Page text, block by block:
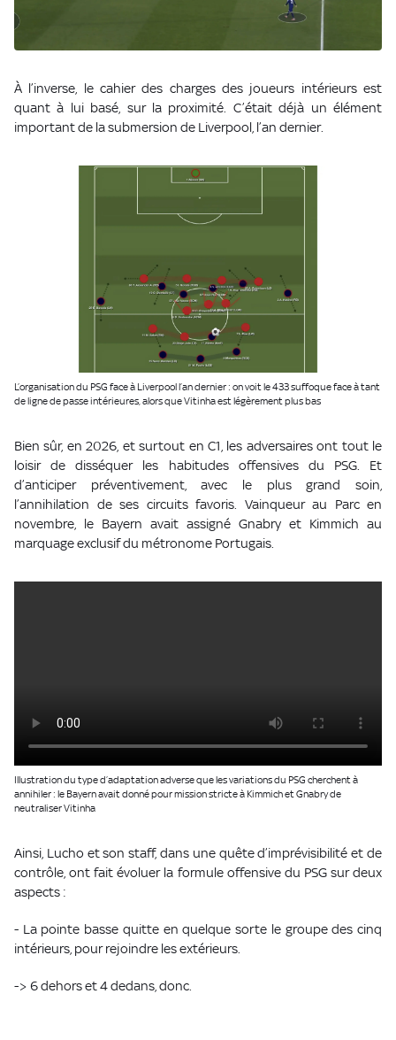
À l’inverse, le cahier des charges des joueurs intérieurs est
quant à lui basé, sur la proximité. C’était déjà un élément
important de la submersion de Liverpool, l’an dernier.
L’organisation du PSG face à Liverpool l’an dernier : on voit le 433 suffoque face à tant
de ligne de passe intérieures, alors que Vitinha est légèrement plus bas
Bien sûr, en 2026, et surtout en C1, les adversaires ont tout le
loisir de disséquer les habitudes offensives du PSG. Et
d’anticiper préventivement, avec le plus grand soin,
l’annihilation de ses circuits favoris. Vainqueur au Parc en
novembre, le Bayern avait assigné Gnabry et Kimmich au
marquage exclusif du métronome Portugais.
Illustration du type d’adaptation adverse que les variations du PSG cherchent à
annihiler : le Bayern avait donné pour mission stricte à Kimmich et Gnabry de
neutraliser Vitinha
Ainsi, Lucho et son staff, dans une quête d’imprévisibilité et de
contrôle, ont fait évoluer la formule offensive du PSG sur deux
aspects :
- La pointe basse quitte en quelque sorte le groupe des cinq
intérieurs, pour rejoindre les extérieurs.
-> 6 dehors et 4 dedans, donc.